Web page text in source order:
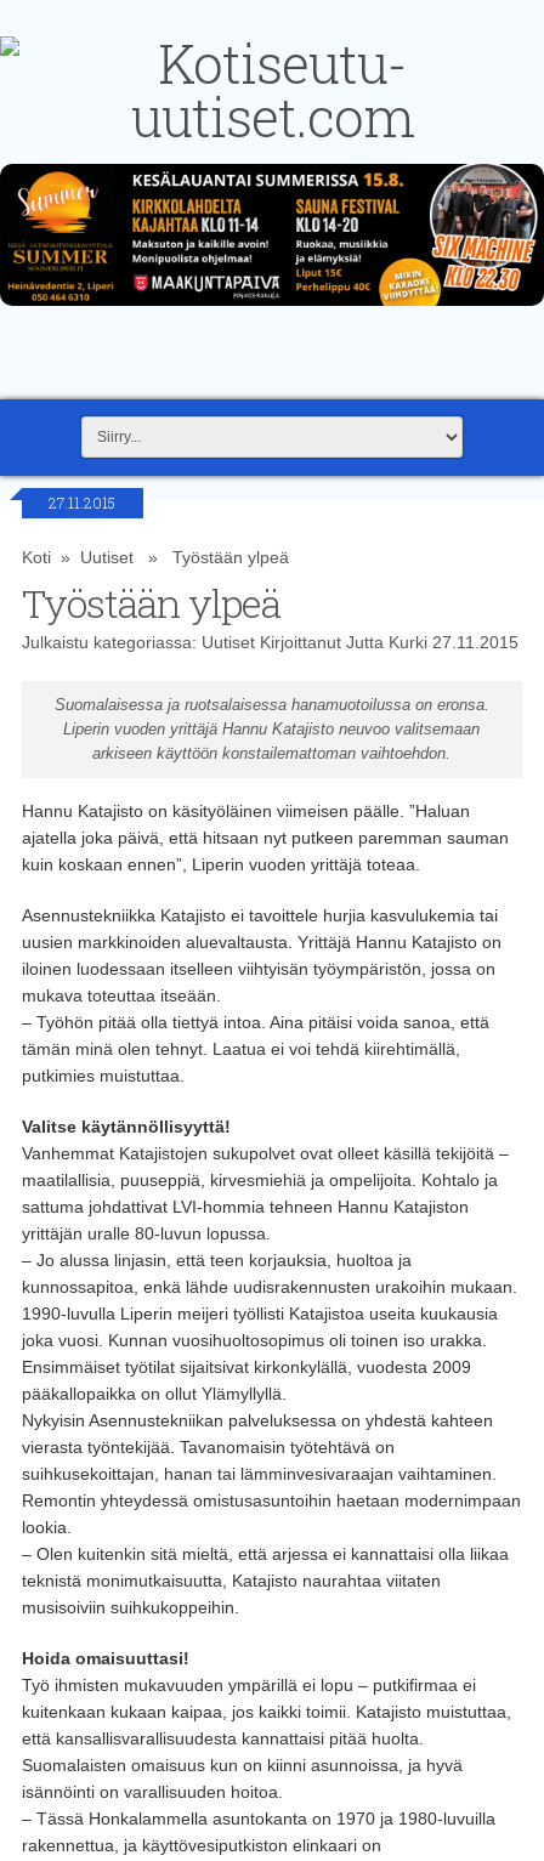
27.11.2015
Koti» Uutiset» Työstään ylpeä
Työstään ylpeä
Julkaistu kategoriassa: UutisetKirjoittanut Jutta Kurki27.11.2015
Suomalaisessa ja ruotsalaisessa hanamuotoilussa on eronsa.
Liperin vuoden yrittäjä Hannu Katajisto neuvoo valitsemaan
arkiseen käyttöön konstailemattoman vaihtoehdon.
Hannu Katajisto on käsityöläinen viimeisen päälle. ”Haluan
ajatella joka päivä, että hitsaan nyt putkeen paremman sauman
kuin koskaan ennen”, Liperin vuoden yrittäjä toteaa.
Asennustekniikka Katajisto ei tavoittele hurjia kasvulukemia tai
uusien markkinoiden aluevaltausta. Yrittäjä Hannu Katajisto on
iloinen luodessaan itselleen viihtyisän työympäristön, jossa on
mukava toteuttaa itseään.
– Työhön pitää olla tiettyä intoa. Aina pitäisi voida sanoa, että
tämän minä olen tehnyt. Laatua ei voi tehdä kiirehtimällä,
putkimies muistuttaa.
Valitse käytännöllisyyttä!
Vanhemmat Katajistojen sukupolvet ovat olleet käsillä tekijöitä –
maatilallisia, puuseppiä, kirvesmiehiä ja ompelijoita. Kohtalo ja
sattuma johdattivat LVI-hommia tehneen Hannu Katajiston
yrittäjän uralle 80-luvun lopussa.
– Jo alussa linjasin, että teen korjauksia, huoltoa ja
kunnossapitoa, enkä lähde uudisrakennusten urakoihin mukaan.
1990-luvulla Liperin meijeri työllisti Katajistoa useita kuukausia
joka vuosi. Kunnan vuosihuoltosopimus oli toinen iso urakka.
Ensimmäiset työtilat sijaitsivat kirkonkylällä, vuodesta 2009
pääkallopaikka on ollut Ylämyllyllä.
Nykyisin Asennustekniikan palveluksessa on yhdestä kahteen
vierasta työntekijää. Tavanomaisin työtehtävä on
suihkusekoittajan, hanan tai lämminvesivaraajan vaihtaminen.
Remontin yhteydessä omistusasuntoihin haetaan modernimpaan
lookia.
– Olen kuitenkin sitä mieltä, että arjessa ei kannattaisi olla liikaa
teknistä monimutkaisuutta, Katajisto naurahtaa viitaten
musisoiviin suihkukoppeihin.
Hoida omaisuuttasi!
Työ ihmisten mukavuuden ympärillä ei lopu – putkifirmaa ei
kuitenkaan kukaan kaipaa, jos kaikki toimii. Katajisto muistuttaa,
että kansallisvarallisuudesta kannattaisi pitää huolta.
Suomalaisten omaisuus kun on kiinni asunnoissa, ja hyvä
isännöinti on varallisuuden hoitoa.
– Tässä Honkalammella asuntokanta on 1970 ja 1980-luvuilla
rakennettua, ja käyttövesiputkiston elinkaari on